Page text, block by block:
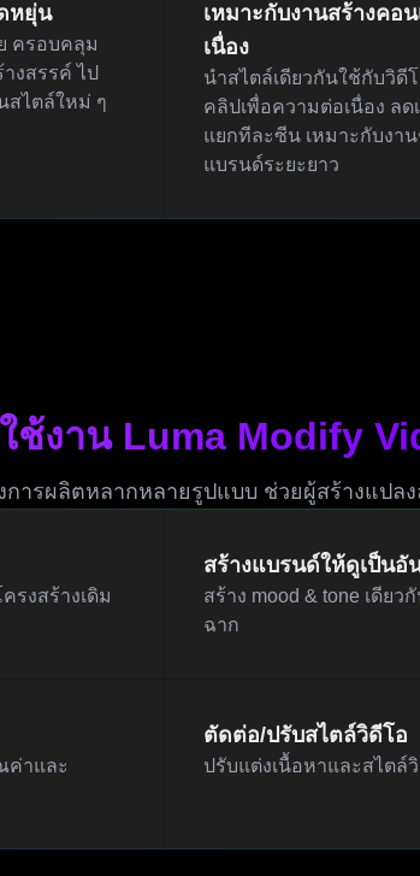
หยุ่น
ครอบคลุม
งสรรค์ ไป
สไตล์ใหม่ ๆ
เหมาะกับงานสร้างคอ
เนื่อง
นำสไตล์เดียวกันใช้กับวิดี
คลิปเพื่อความต่อเนื่อง ลด
แยกทีละซีน เหมาะกับงา
แบรนด์ระยะยาว
ช้งาน Luma Modify
การผลิตหลากหลายรูปแบบ ช่วยผู้สร้างแปล
รงสร้างเดิม
สร้างแบรนด์ให้ดูเป็นอั
สร้าง mood & tone เดีย
ฉาก
ค่าและ
ตัดต่อ/ปรับสไตล์วิดีโอ
ปรับแต่งเนื้อหาและสไตล์